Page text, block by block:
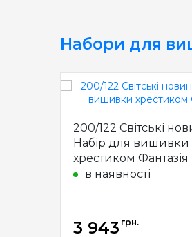
Набори для
200/122 Світські
Набір для вишивки
хрестиком Фантазія
в наявності
3 943 грн.